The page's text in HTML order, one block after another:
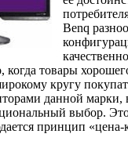
Benq
товары
кругу
данной
выбор.
принцип «цена-